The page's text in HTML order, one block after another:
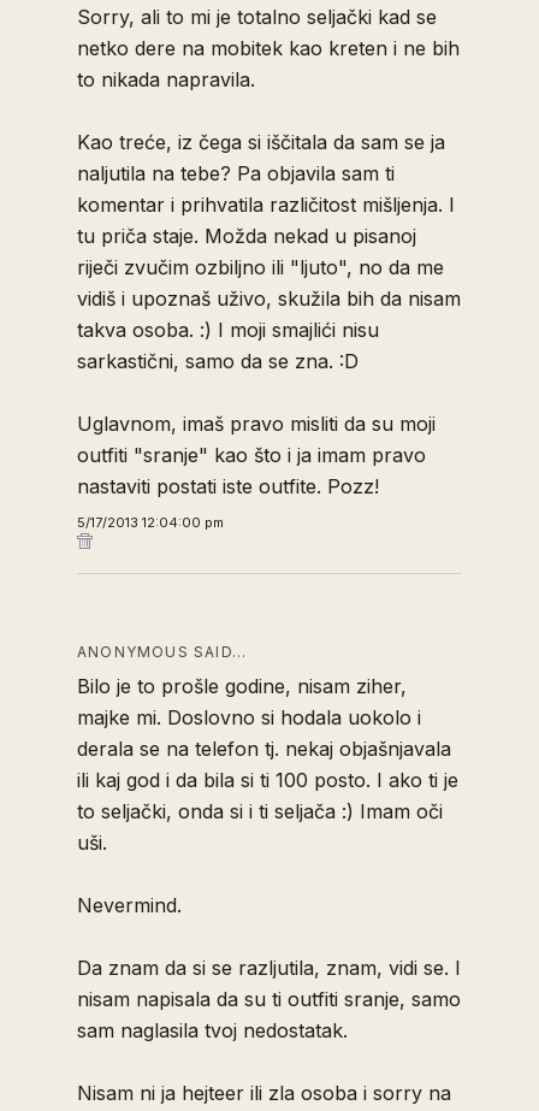
Sorry, ali to mi je totalno seljački kad se
netko dere na mobitek kao kreten i ne bih
to nikada napravila.
Kao treće, iz čega si iščitala da sam se ja
naljutila na tebe? Pa objavila sam ti
komentar i prihvatila različitost mišljenja. I
tu priča staje. Možda nekad u pisanoj
riječi zvučim ozbiljno ili "ljuto", no da me
vidiš i upoznaš uživo, skužila bih da nisam
takva osoba. :) I moji smajlići nisu
sarkastični, samo da se zna. :D
Uglavnom, imaš pravo misliti da su moji
outfiti "sranje" kao što i ja imam pravo
nastaviti postati iste outfite. Pozz!
5/17/2013 12:04:00 pm
ANONYMOUS SAID…
Bilo je to prošle godine, nisam ziher,
majke mi. Doslovno si hodala uokolo i
derala se na telefon tj. nekaj objašnjavala
ili kaj god i da bila si ti 100 posto. I ako ti je
to seljački, onda si i ti seljača :) Imam oči
uši.
Nevermind.
Da znam da si se razljutila, znam, vidi se. I
nisam napisala da su ti outfiti sranje, samo
sam naglasila tvoj nedostatak.
Nisam ni ja hejteer ili zla osoba i sorry na